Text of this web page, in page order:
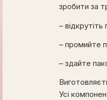
зробити за
– відкрутіть
– промийте
– здайте
Усі